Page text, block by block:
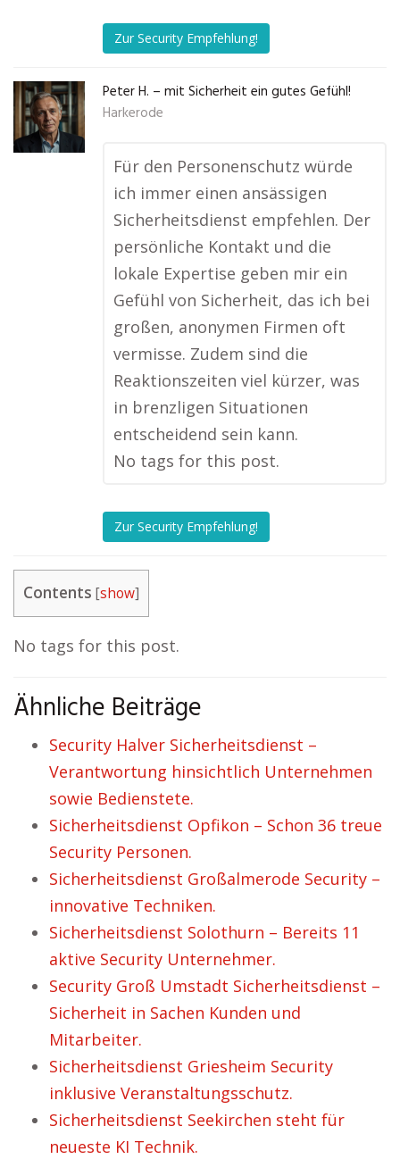
Zur Security Empfehlung!
Peter H. – mit Sicherheit ein gutes Gefühl!
Harkerode
Für den Personenschutz würde
ich immer einen ansässigen
Sicherheitsdienst empfehlen. Der
persönliche Kontakt und die
lokale Expertise geben mir ein
Gefühl von Sicherheit, das ich bei
großen, anonymen Firmen oft
vermisse. Zudem sind die
Reaktionszeiten viel kürzer, was
in brenzligen Situationen
entscheidend sein kann.
No tags for this post.
Zur Security Empfehlung!
Contents [show]
No tags for this post.
Ähnliche Beiträge
Security Halver Sicherheitsdienst –
Verantwortung hinsichtlich Unternehmen
sowie Bedienstete.
Sicherheitsdienst Opfikon – Schon 36 treue
Security Personen.
Sicherheitsdienst Großalmerode Security –
innovative Techniken.
Sicherheitsdienst Solothurn – Bereits 11
aktive Security Unternehmer.
Security Groß Umstadt Sicherheitsdienst –
Sicherheit in Sachen Kunden und
Mitarbeiter.
Sicherheitsdienst Griesheim Security
inklusive Veranstaltungsschutz.
Sicherheitsdienst Seekirchen steht für
neueste KI Technik.